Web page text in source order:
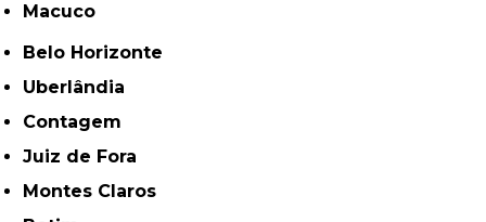
Macuco
Belo Horizonte
Uberlândia
Contagem
Juiz de Fora
Montes Claros